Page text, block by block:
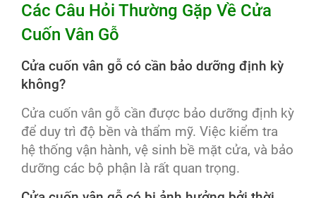
Các Câu Hỏi Thường Gặp Về Cửa
Cuốn Vân Gỗ
Cửa cuốn vân gỗ có cần bảo dưỡng định kỳ
không?
Cửa cuốn vân gỗ cần được bảo dưỡng định kỳ
để duy trì độ bền và thẩm mỹ. Việc kiểm tra
hệ thống vận hành, vệ sinh bề mặt cửa, và bảo
dưỡng các bộ phận là rất quan trọng.